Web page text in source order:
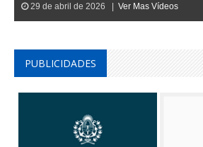
29 de abril de 2026 | Ver Mas Vídeos
PUBLICIDADES